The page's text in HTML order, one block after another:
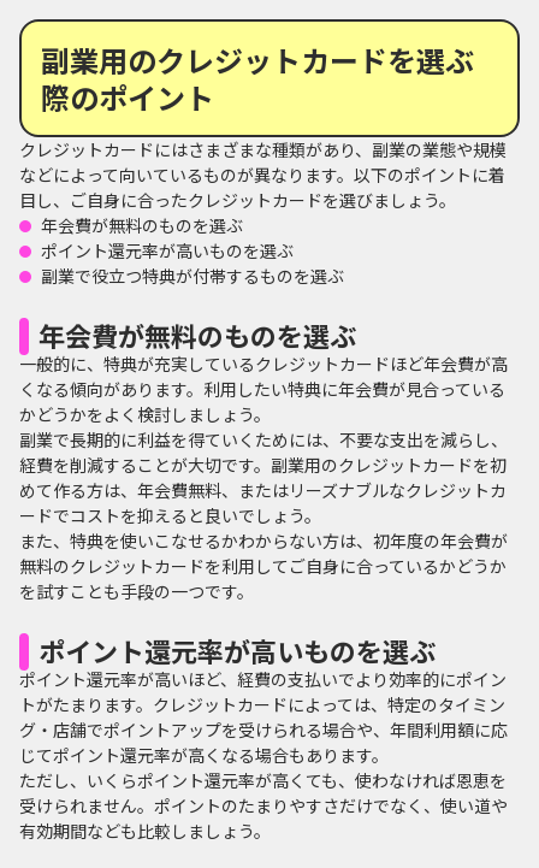
副業用のクレジットカードを選ぶ
際のポイント
クレジットカードにはさまざまな種類があり、副業の業態や規模
などによって向いているものが異なります。以下のポイントに着
目し、ご自身に合ったクレジットカードを選びましょう。
年会費が無料のものを選ぶ
ポイント還元率が高いものを選ぶ
副業で役立つ特典が付帯するものを選ぶ
年会費が無料のものを選ぶ
一般的に、特典が充実しているクレジットカードほど年会費が高
くなる傾向があります。利用したい特典に年会費が見合っている
かどうかをよく検討しましょう。
副業で長期的に利益を得ていくためには、不要な支出を減らし、
経費を削減することが大切です。副業用のクレジットカードを初
めて作る方は、年会費無料、またはリーズナブルなクレジットカ
ードでコストを抑えると良いでしょう。
また、特典を使いこなせるかわからない方は、初年度の年会費が
無料のクレジットカードを利用してご自身に合っているかどうか
を試すことも手段の一つです。
ポイント還元率が高いものを選ぶ
ポイント還元率が高いほど、経費の支払いでより効率的にポイン
トがたまります。クレジットカードによっては、特定のタイミン
グ・店舗でポイントアップを受けられる場合や、年間利用額に応
じてポイント還元率が高くなる場合もあります。
ただし、いくらポイント還元率が高くても、使わなければ恩恵を
受けられません。ポイントのたまりやすさだけでなく、使い道や
有効期間なども比較しましょう。